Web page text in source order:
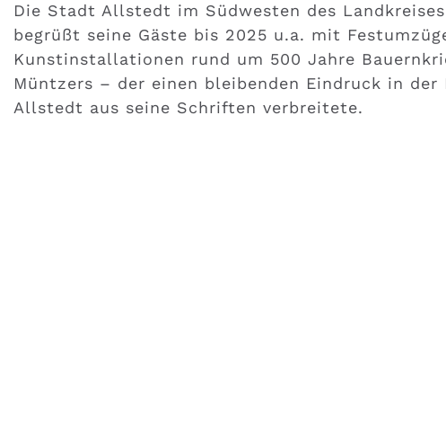
Die Stadt Allstedt im Südwesten des
begrüßt seine Gäste bis 2025 u.a. mit
Kunstinstallationen rund um 500 Jahre
Müntzers – der einen bleibenden Eindruck in
Allstedt aus seine Schriften verbreitete.